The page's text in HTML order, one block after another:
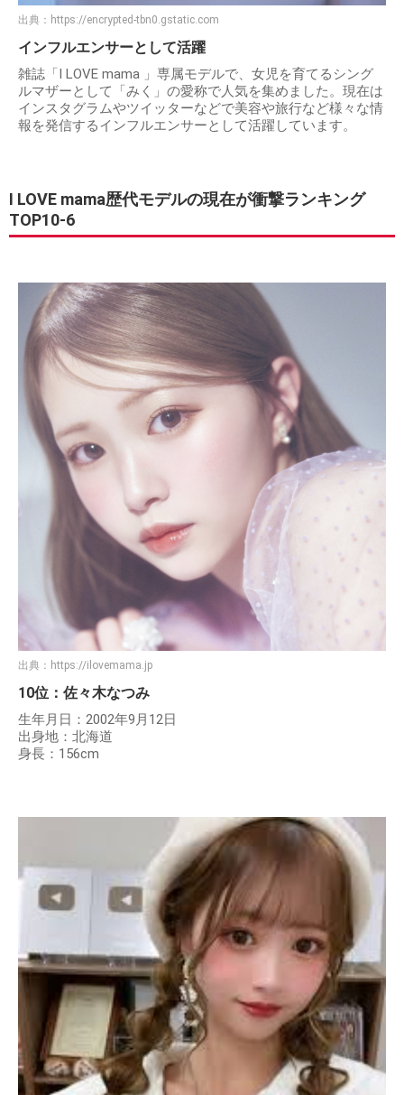
出典： https://encrypted-tbn0.gstatic.com
インフルエンサーとして活躍
雑誌「I LOVE mama 」専属モデルで、女児を育てるシング
ルマザーとして「みく」の愛称で人気を集めました。現在は
インスタグラムやツイッターなどで美容や旅行など様々な情
報を発信するインフルエンサーとして活躍しています。
I LOVE mama歴代モデルの現在が衝撃ランキング
TOP10-6
出典： https://ilovemama.jp
10位：佐々木なつみ
生年月日：2002年9月12日
出身地：北海道
身長：156cm